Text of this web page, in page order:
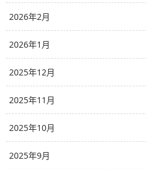
2026年2月
2026年1月
2025年12月
2025年11月
2025年10月
2025年9月